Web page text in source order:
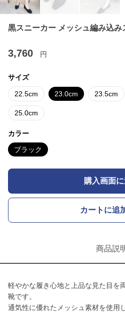
黒スニーカー メッシュ編み込み
3,760 円
サイズ
22.5cm 23.0cm 23.5cm
25.0cm
カラー
ブラック
購入画面
カートに追
商品説
軽やかな履き心地と上品な見た目を
靴です。
通気性に優れたメッシュ素材を使用